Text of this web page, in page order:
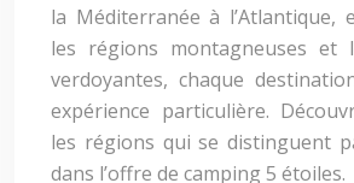
la Méditerranée à l’Atlantique,
les régions montagneuses et
verdoyantes, chaque
expérience particulière.
les régions qui se distinguent
dans l’offre de camping 5 étoiles.